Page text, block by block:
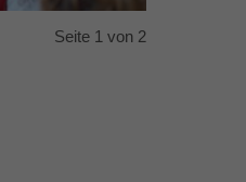
Seite 1 von 2